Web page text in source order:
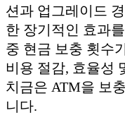
션과 업그레이드
한 장기적인 효과
중 현금 보충 횟수
비용 절감, 효율성
치금은 ATM을 보
니다.